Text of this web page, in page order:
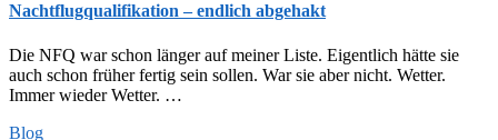
Nachtflugqualifikation – endlich abgehakt
Die NFQ war schon länger auf meiner Liste. Eigentlich hätte sie
auch schon früher fertig sein sollen. War sie aber nicht. Wetter.
Immer wieder Wetter. …
Blog